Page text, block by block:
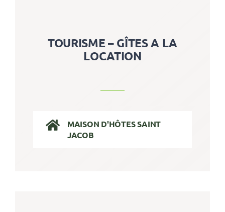
TOURISME – GÎTES A LA
LOCATION
MAISON D'HÔTES SAINT
JACOB